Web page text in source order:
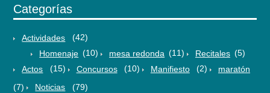
Categorías
Actividades
(42)
Homenaje (10) mesa redonda (11) Recitales (5)
Actos
(15) Concursos (10) Manifiesto (2)
maratón
(7)
Noticias
(79)